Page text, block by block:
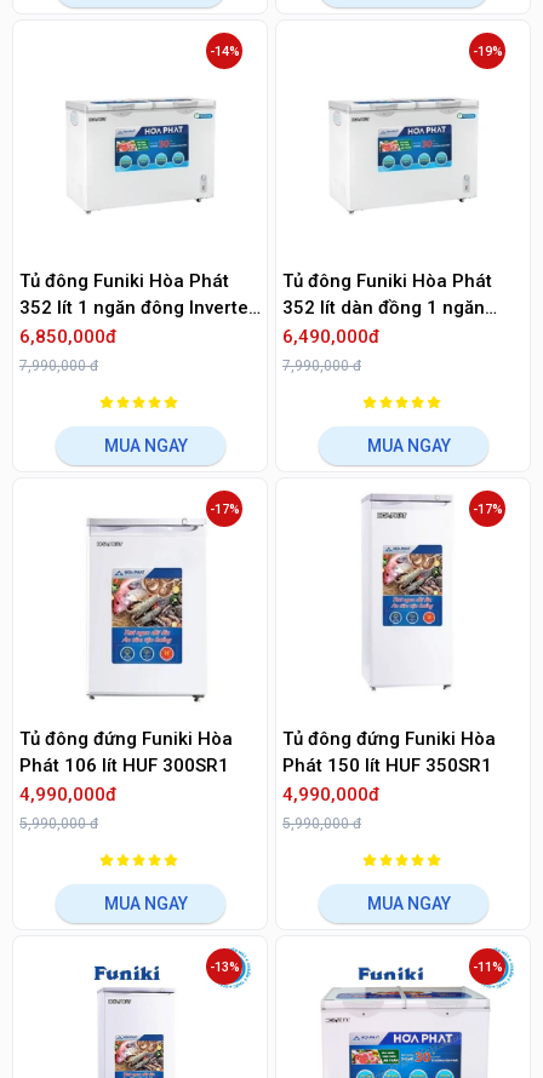
Tủ đông Funiki Hòa Phát
352 lít 1 ngăn đông Inverter
HCFI 666S1Đ2
6,850,000đ
7,990,000 đ
-14%
MUA NGAY
Tủ đông Funiki Hòa Phát
352 lít dàn đồng 1 ngăn
HCF 666S1Đ2
6,490,000đ
7,990,000 đ
-19%
MUA NGAY
Tủ đông đứng Funiki Hòa
Phát 106 lít HUF 300SR1
4,990,000đ
5,990,000 đ
-17%
MUA NGAY
Tủ đông đứng Funiki Hòa
Phát 150 lít HUF 350SR1
4,990,000đ
5,990,000 đ
-17%
MUA NGAY
-13% -11%